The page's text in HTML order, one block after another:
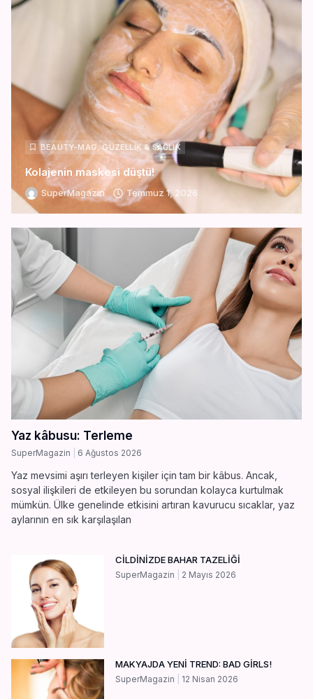
BEAUTY-MAG,GÜZELLIK & SAĞLIK
Kolajenin maskesi düştü!
SuperMagazin Temmuz 1, 2026
Yaz kâbusu: Terleme
SuperMagazin 6 Ağustos 2026
Yaz mevsimi aşırı terleyen kişiler için tam bir kâbus. Ancak,
sosyal ilişkileri de etkileyen bu sorundan kolayca kurtulmak
mümkün. Ülke genelinde etkisini artıran kavurucu sıcaklar, yaz
aylarının en sık karşılaşılan
CİLDİNİZDE BAHAR TAZELİĞİ
SuperMagazin 2 Mayıs 2026
MAKYAJDA YENİ TREND: BAD GİRLS!
SuperMagazin 12 Nisan 2026